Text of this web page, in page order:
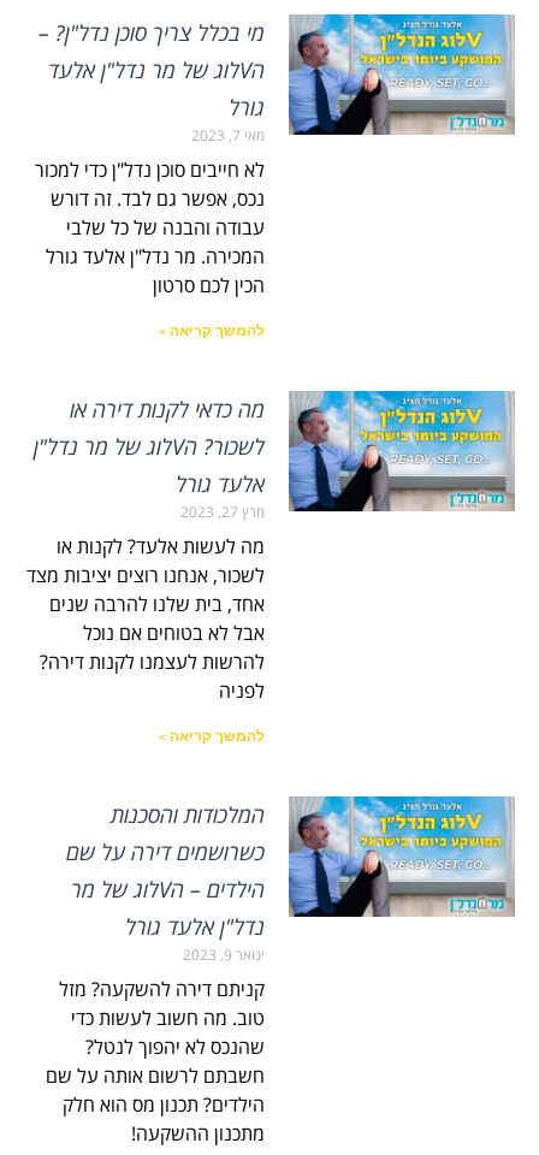
מי בכלל צריך סוכן נדל"ן? –
הVלוג של מר נדל"ן אלעד
גורל
מאי 7, 2023
לא חייבים סוכן נדל"ן כדי למכור
נכס, אפשר גם לבד. זה דורש
עבודה והבנה של כל שלבי
המכירה. מר נדל"ן אלעד גורל
הכין לכם סרטון
להמשך קריאה »
מה כדאי לקנות דירה או
לשכור? הVלוג של מר נדל"ן
אלעד גורל
מרץ 27, 2023
מה לעשות אלעד? לקנות או
לשכור, אנחנו רוצים יציבות מצד
אחד, בית שלנו להרבה שנים
אבל לא בטוחים אם נוכל
להרשות לעצמנו לקנות דירה?
לפניה
להמשך קריאה »
המלכודות והסכנות
כשרושמים דירה על שם
הילדים – הVלוג של מר
נדל"ן אלעד גורל
ינואר 9, 2023
קניתם דירה להשקעה? מזל
טוב. מה חשוב לעשות כדי
שהנכס לא יהפוך לנטל?
חשבתם לרשום אותה על שם
הילדים? תכנון מס הוא חלק
מתכנון ההשקעה!